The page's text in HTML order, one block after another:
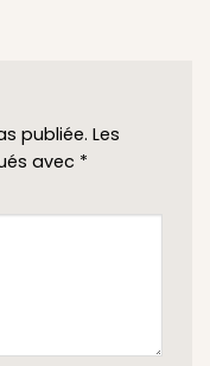
publiée. Les
avec *